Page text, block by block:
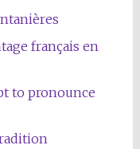
français en
to pronounce